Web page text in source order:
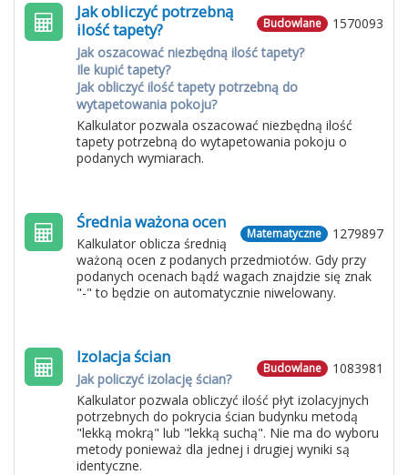
1570093
Budowlane
Jak obliczyć potrzebną
ilość tapety?
Jak oszacować niezbędną ilość tapety?
Ile kupić tapety?
Jak obliczyć ilość tapety potrzebną do
wytapetowania pokoju?
Kalkulator pozwala oszacować niezbędną ilość
tapety potrzebną do wytapetowania pokoju o
podanych wymiarach.
1279897
Matematyczne
Średnia ważona ocen
Kalkulator oblicza średnią
ważoną ocen z podanych przedmiotów. Gdy przy
podanych ocenach bądź wagach znajdzie się znak
"-" to będzie on automatycznie niwelowany.
1083981
Budowlane
Izolacja ścian
Jak policzyć izolację ścian?
Kalkulator pozwala obliczyć ilość płyt izolacyjnych
potrzebnych do pokrycia ścian budynku metodą
"lekką mokrą" lub "lekką suchą". Nie ma do wyboru
metody ponieważ dla jednej i drugiej wyniki są
identyczne.